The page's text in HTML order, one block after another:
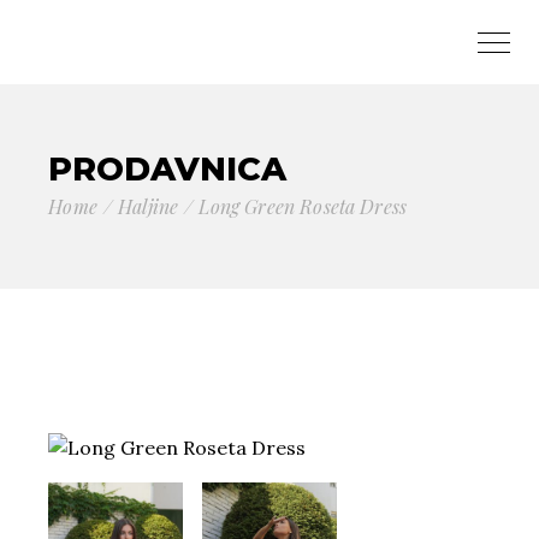
PRODAVNICA
Home Haljine Long Green Roseta Dress